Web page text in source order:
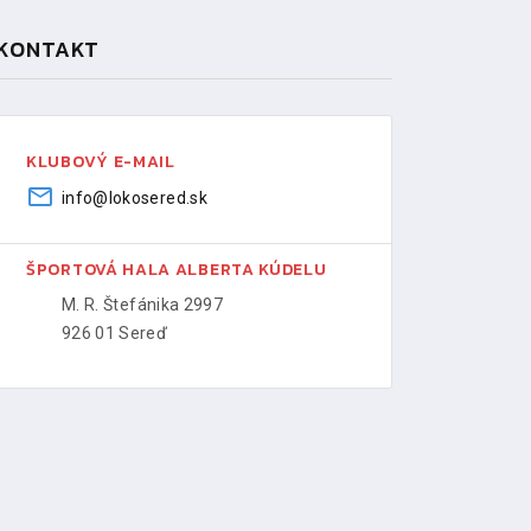
KLUBOVÝ E-MAIL
info@lokosered.sk
ŠPORTOVÁ HALA ALBERTA KÚDELU
M. R. Štefánika 2997
926 01 Sereď